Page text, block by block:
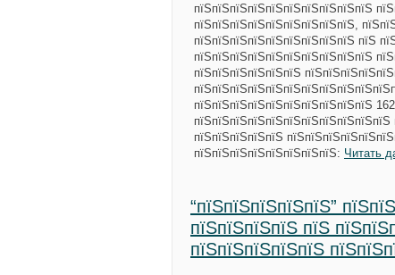
пїЅпїЅпїЅпїЅпїЅпїЅпїЅпїЅпїЅпїЅ
пїЅпїЅпїЅпїЅпїЅпїЅпїЅпїЅпїЅ,
пїЅпїЅпїЅпїЅпїЅпїЅпїЅпїЅпїЅ пїЅ
пїЅпїЅпїЅпїЅпїЅпїЅпїЅпїЅпїЅпїЅ
пїЅпїЅпїЅпїЅпїЅпїЅ
пїЅпїЅпїЅпїЅпїЅпїЅпїЅпїЅпїЅпїЅ
пїЅпїЅпїЅпїЅпїЅ
пїЅпїЅпїЅпїЅпїЅпїЅпїЅпїЅ: Читать
“пїЅпїЅпїЅпїЅпїЅ”
пїЅпїЅпїЅпїЅ пїЅ
пїЅпїЅпїЅпїЅпїЅ